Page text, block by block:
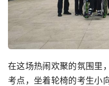
在这场热闹欢聚的氛围里
考点，坐着轮椅的考生小